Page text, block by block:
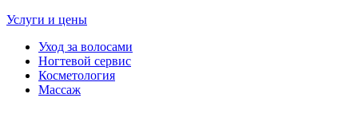
Услуги и цены
Уход за волосами
Ногтевой сервис
Косметология
Массаж